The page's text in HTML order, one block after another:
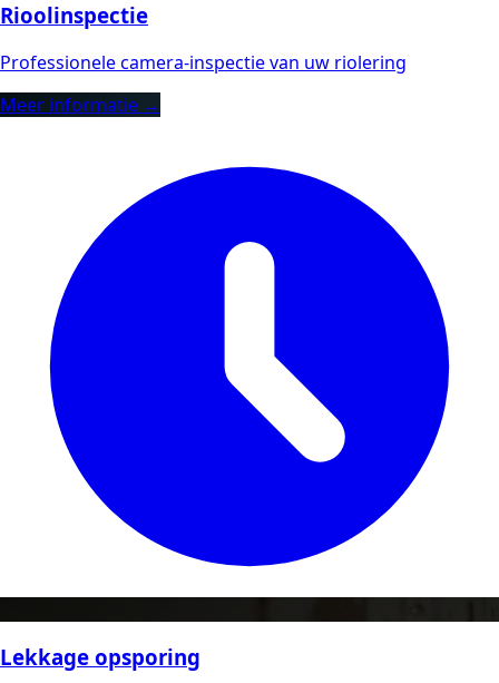
Rioolinspectie
Professionele camera-inspectie van uw riolering
Meer informatie →
Lekkage opsporing